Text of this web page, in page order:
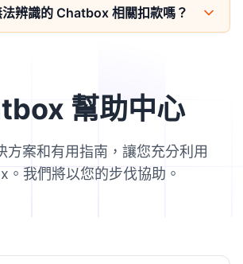
辨識的 Chatbox 相關扣款嗎？
幫助中心
方案和有用指南，讓您充分利用
。我們將以您的步伐協助。